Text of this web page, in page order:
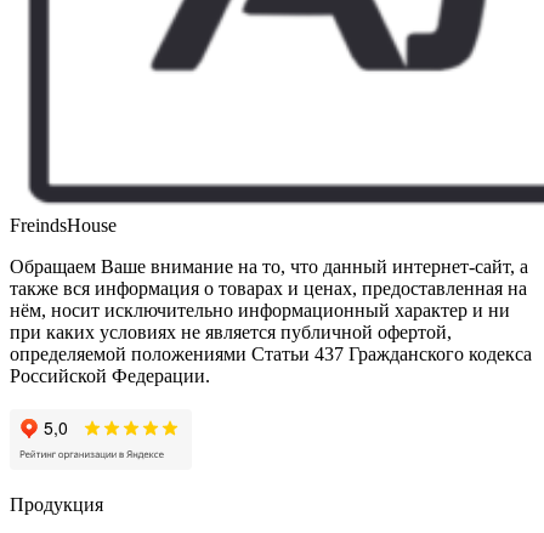
FreindsHouse
Обращаем Ваше внимание на то, что данный интернет-сайт, а
также вся информация о товарах и ценах, предоставленная на
нём, носит исключительно информационный характер и ни
при каких условиях не является публичной офертой,
определяемой положениями Статьи 437 Гражданского кодекса
Российской Федерации.
Продукция